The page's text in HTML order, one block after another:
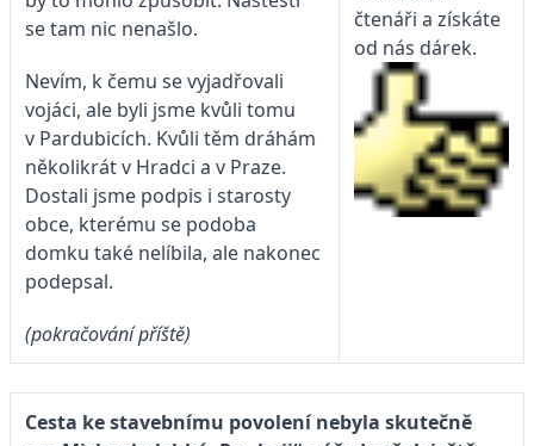
se tam nic nenašlo.
Nevím, k čemu se vyjadřovali
vojáci, ale byli jsme kvůli tomu
v Pardubicích. Kvůli těm dráhám
několikrát v Hradci a v Praze.
Dostali jsme podpis i starosty
obce, kterému se podoba
domku také nelíbila, ale nakonec
podepsal.
(pokračování příště)
čtenáři a získáte
od nás dárek.
Cesta ke stavebnímu povolení nebyla skutečně